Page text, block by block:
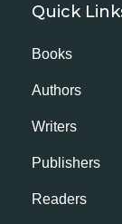
Quick
Books
Authors
Writers
Publishers
Readers